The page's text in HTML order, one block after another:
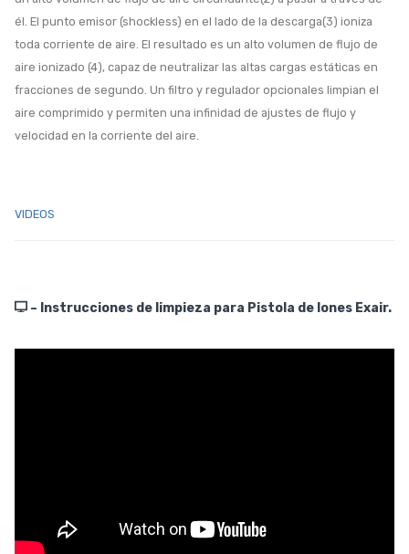
él. El punto emisor (shockless) en el lado de la descarga(3) ioniza
toda corriente de aire. El resultado es un alto volumen de flujo de
aire ionizado (4), capaz de neutralizar las altas cargas estáticas en
fracciones de segundo. Un filtro y regulador opcionales limpian el
aire comprimido y permiten una infinidad de ajustes de flujo y
velocidad en la corriente del aire.
VIDEOS
– Instrucciones de limpieza para Pistola de Iones Exair.